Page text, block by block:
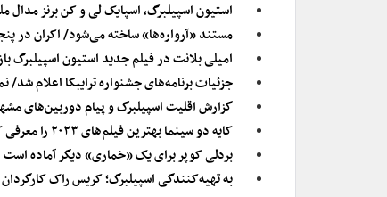
استیون اسپیلبرگ، اسپایک لی و کن برنز مدال
مستند «آرواره‌ها» ساخته می‌شود/ اکران در
امیلی بلانت در فیلم جدید استیون اسپیلبرگ
جزئیات برنامه‌های جشنواره ترایبکا اعلام
گزارش اقلیت اسپیلبرگ و پیام دوربین‌‏های
کایه دو سینما بهترین فیلم‌های ۲۰۲۳ را معرفی کرد
بردلی کوپر برای یک «خماری» دیگر آماده است
به تهیه‌کنندگی اسپیلبرگ؛ کریس راک